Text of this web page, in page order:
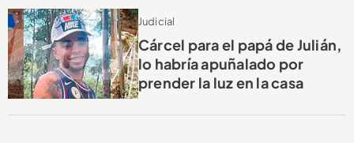
Judicial
Cárcel para el papá de Julián,
lo habría apuñalado por
prender la luz en la casa